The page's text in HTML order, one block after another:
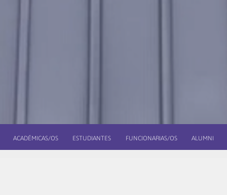
ACADÉMICAS/OS ESTUDIANTES FUNCIONARIAS/OS ALUMNI